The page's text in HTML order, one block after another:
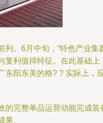
。6月中旬，“特色产业集
利值得特征。在此基础上
阳东美的格? ? 实际上，
完整单品运营动能完成装
。